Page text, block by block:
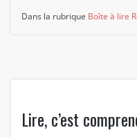
Dans la rubrique Boîte à lire
Lire, c’est